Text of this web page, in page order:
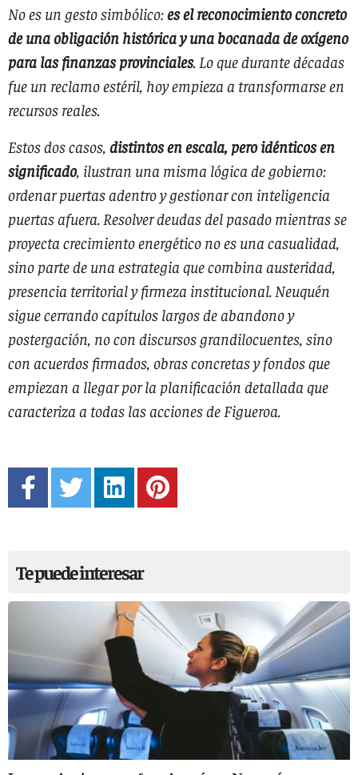
No es un gesto simbólico:es el reconocimiento concreto
de una obligación histórica y una bocanada de oxígeno
para las finanzas provinciales. Lo que durante décadas
fue un reclamo estéril, hoy empieza a transformarse en
recursos reales.
Estos dos casos, distintos en escala, pero idénticos en
significado, ilustran una misma lógica de gobierno:
ordenar puertas adentro y gestionar con inteligencia
puertas afuera. Resolver deudas del pasado mientras se
proyecta crecimiento energético no es una casualidad,
sino parte de una estrategia que combina austeridad,
presencia territorial y firmeza institucional. Neuquén
sigue cerrando capítulos largos de abandono y
postergación, no con discursos grandilocuentes, sino
con acuerdos firmados, obras concretas y fondos que
empiezan a llegar por la planificación detallada que
caracteriza a todas las acciones de Figueroa.
Te puede interesar